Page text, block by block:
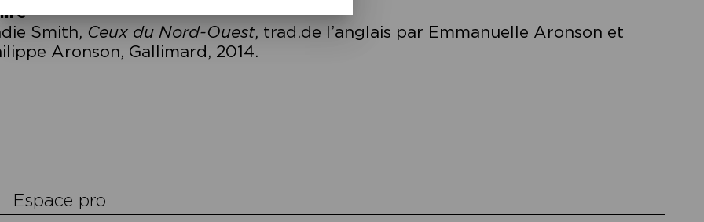
–
Smith, Ceux du Nord-Ouest, trad.de l’anglais par Emmanuelle Aronson et
Aronson, Gallimard, 2014.
Espace pro